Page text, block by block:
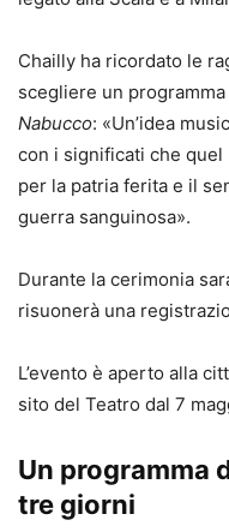
Chailly ha ricordato le
scegliere un
Nabucco: «Un’idea
con i significati che quel
per la patria ferita e il
guerra sanguinosa».
Durante la cerimonia
risuonerà una
L’evento è aperto alla
sito del Teatro dal 7
Un programma
tre giorni